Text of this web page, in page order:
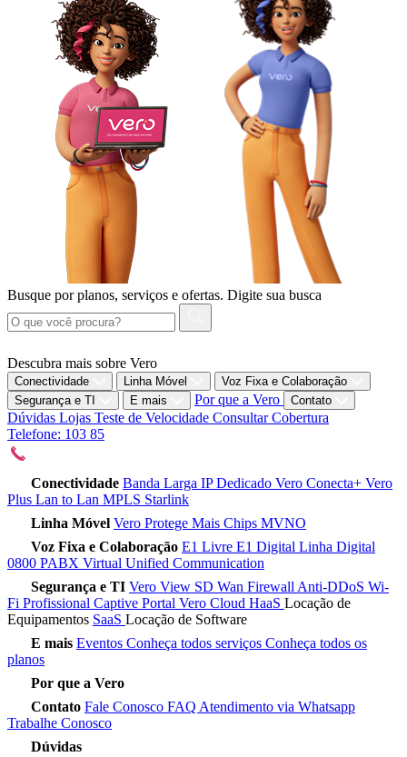
Busque por planos, serviços e ofertas. Digite sua busca
Descubra mais sobre Vero
Conectividade Linha Móvel
Voz Fixa e Colaboração
Segurança e TI
E mais Por que a Vero Contato
Dúvidas Lojas Teste de Velocidade Consultar Cobertura
Telefone: 103 85
Conectividade Banda Larga IP Dedicado Vero Conecta+ Vero
Plus Lan to Lan MPLS Starlink
Linha Móvel Vero Protege Mais Chips MVNO
Voz Fixa e Colaboração E1 Livre E1 Digital Linha Digital
0800 PABX Virtual Unified Communication
Segurança e TI Vero View SD Wan Firewall Anti-DDoS Wi-
Fi Profissional Captive Portal Vero Cloud HaaS Locação de
Equipamentos SaaS Locação de Software
E mais Eventos Conheça todos serviços Conheça todos os
planos
Por que a Vero
Contato Fale Conosco FAQ Atendimento via Whatsapp
Trabalhe Conosco
Dúvidas